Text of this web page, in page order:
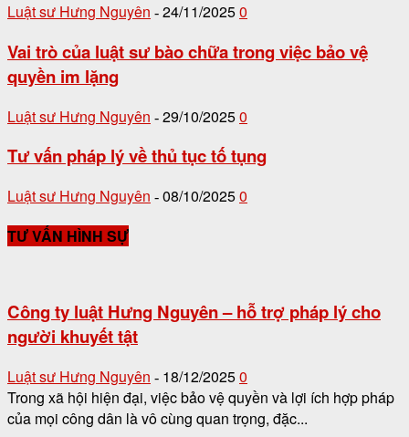
Luật sư Hưng Nguyên - 24/11/20250
Vai trò của luật sư bào chữa trong việc bảo vệ
quyền im lặng
Luật sư Hưng Nguyên - 29/10/20250
Tư vấn pháp lý về thủ tục tố tụng
Luật sư Hưng Nguyên - 08/10/20250
TƯ VẤN HÌNH SỰ
Công ty luật Hưng Nguyên – hỗ trợ pháp lý cho
người khuyết tật
Luật sư Hưng Nguyên - 18/12/20250
Trong xã hội hiện đại, việc bảo vệ quyền và lợi ích hợp pháp
của mọi công dân là vô cùng quan trọng, đặc...